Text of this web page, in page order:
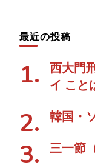
最近の投稿
西大門
イ こと
韓国・
三一節